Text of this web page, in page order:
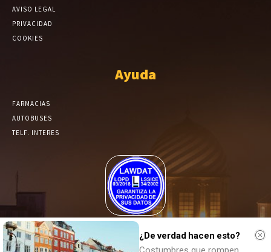
AVISO LEGAL
PRIVACIDAD
COOKIES
Ayuda
FARMACIAS
AUTOBUSES
TELF. INTERES
El Periódico de Yecla alcanza un grado más de compromiso en el
tratamiento de sus datos.¿De verdad hacen esto?